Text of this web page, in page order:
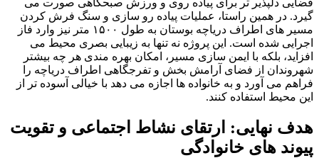
فضایی دلپذیر تر برای پیاده روی و ورزش صبحگاهی صورت می
گیرد. در همین راستا، عملیات پیاده رو سازی و سنگ فرش کردن
مسیر های اطراف دریاچه بوستان به طول ۱۵۰۰ متر نیز وارد فاز
اجرایی شده است. این پروژه نه تنها به زیبایی بصری محیط می
افزاید، بلکه با ایمن سازی مسیر، امکان بهره مندی هر چه بیشتر
شهروندان از فضای آرامش بخش و تفرجگاهی اطراف دریاچه را
فراهم می آورد و به خانواده ها اجازه می دهد با خیالی آسوده تر از
این محیط استفاده کنند.
هدف نهایی: ارتقای نشاط اجتماعی و تقویت
پیوند های خانوادگی